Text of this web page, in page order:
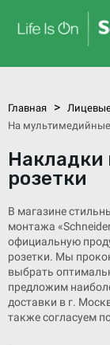
Главная >
На мультимедийные
розетки
В магазине
монтажа
официальную
розетки. Мы
выбрать
предложим
доставки в г.
также согласуем